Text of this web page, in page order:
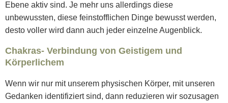
Ebene aktiv sind. Je mehr uns allerdings diese
unbewussten, diese feinstofflichen Dinge bewusst werden,
desto voller wird dann auch jeder einzelne Augenblick.
Chakras- Verbindung von Geistigem und
Körperlichem
Wenn wir nur mit unserem physischen Körper, mit unseren
Gedanken identifiziert sind, dann reduzieren wir sozusagen